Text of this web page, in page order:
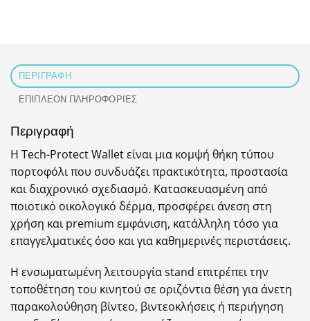
ΠΕΡΙΓΡΑΦΉ
ΕΠΙΠΛΈΟΝ ΠΛΗΡΟΦΟΡΊΕΣ
Περιγραφή
Η Tech-Protect Wallet είναι μια κομψή θήκη τύπου
πορτοφόλι που συνδυάζει πρακτικότητα, προστασία
και διαχρονικό σχεδιασμό. Κατασκευασμένη από
ποιοτικό οικολογικό δέρμα, προσφέρει άνεση στη
χρήση και premium εμφάνιση, κατάλληλη τόσο για
επαγγελματικές όσο και για καθημερινές περιστάσεις.
Η ενσωματωμένη λειτουργία stand επιτρέπει την
τοποθέτηση του κινητού σε οριζόντια θέση για άνετη
παρακολούθηση βίντεο, βιντεοκλήσεις ή περιήγηση